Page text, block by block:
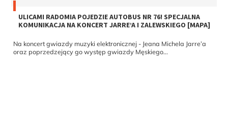
ULICAMI RADOMIA POJEDZIE AUTOBUS NR 76! SPECJALNA
KOMUNIKACJA NA KONCERT JARRE’A I ZALEWSKIEGO [MAPA]
Na koncert gwiazdy muzyki elektronicznej - Jeana Michela Jarre’a
oraz poprzedzejący go występ gwiazdy Męskiego...